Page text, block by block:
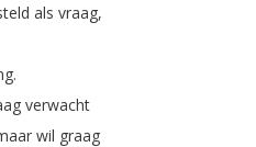
als vraag,
.
verwacht
wil graag